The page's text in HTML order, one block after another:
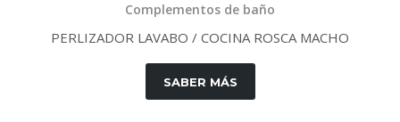
Complementos de baño
PERLIZADOR LAVABO / COCINA ROSCA MACHO
SABER MÁS